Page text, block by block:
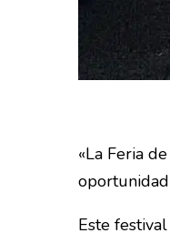
«La Feria
Este